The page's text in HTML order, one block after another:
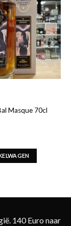
Masque 70cl
140 Euro naar